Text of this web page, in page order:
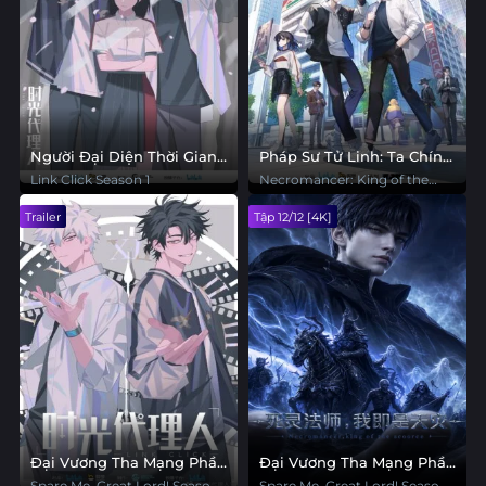
Người Đại Diện Thời Gian
Phần 1
Link Click Season 1
Pháp Sư Tử Linh: Ta Chính
Là Thiên Tai
Necromancer: King of the
Scourge
Trailer
Đại Vương Tha Mạng Phần
Tập 12/12 [4K]
Đại Vương Tha Mạng Phần